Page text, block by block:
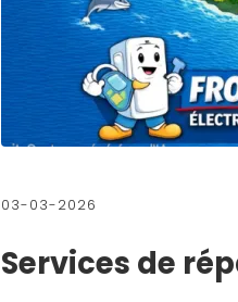
03-03-2026
Services de